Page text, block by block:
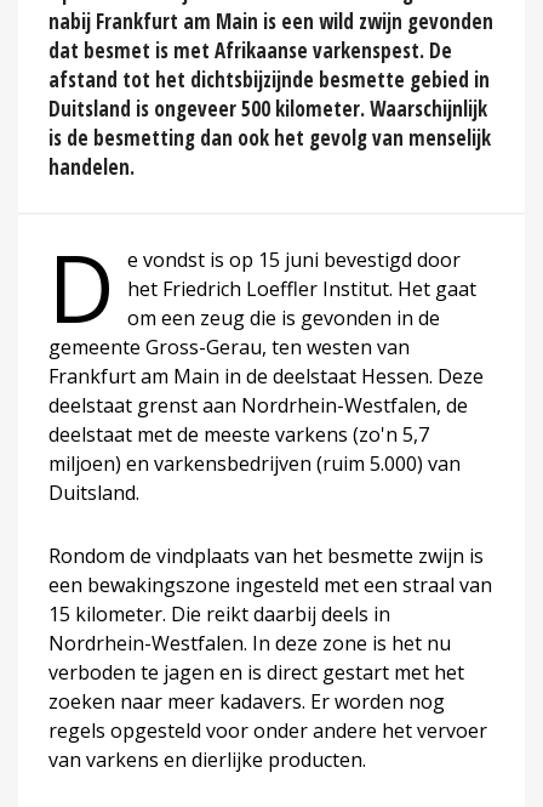
nabij Frankfurt am Main is een wild zwijn gevonden
dat besmet is met Afrikaanse varkenspest. De
afstand tot het dichtsbijzijnde besmette gebied in
Duitsland is ongeveer 500 kilometer. Waarschijnlijk
is de besmetting dan ook het gevolg van menselijk
handelen.
D
e vondst is op 15 juni bevestigd door
het Friedrich Loeffler Institut. Het gaat
om een zeug die is gevonden in de
gemeente Gross-Gerau, ten westen van
Frankfurt am Main in de deelstaat Hessen. Deze
deelstaat grenst aan Nordrhein-Westfalen, de
deelstaat met de meeste varkens (zo'n 5,7
miljoen) en varkensbedrijven (ruim 5.000) van
Duitsland.
Rondom de vindplaats van het besmette zwijn is
een bewakingszone ingesteld met een straal van
15 kilometer. Die reikt daarbij deels in
Nordrhein-Westfalen. In deze zone is het nu
verboden te jagen en is direct gestart met het
zoeken naar meer kadavers. Er worden nog
regels opgesteld voor onder andere het vervoer
van varkens en dierlijke producten.